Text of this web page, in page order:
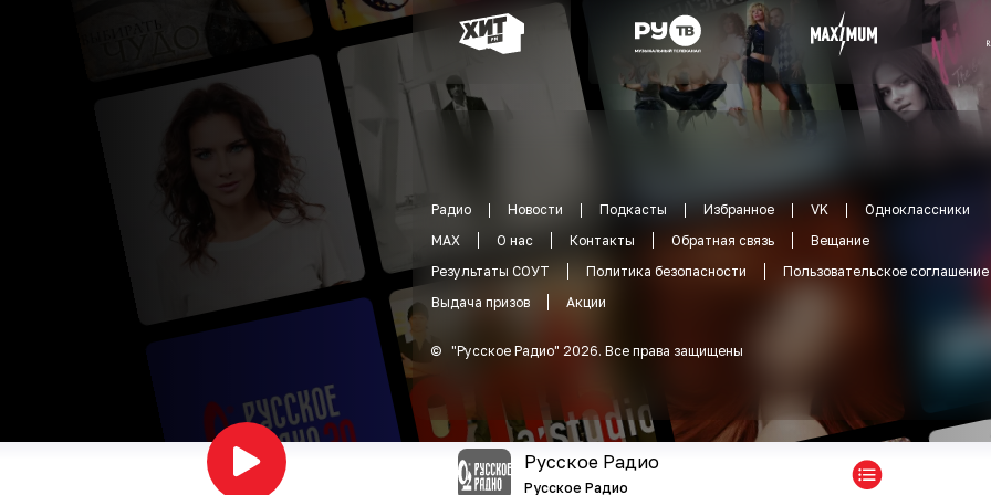
Радио Новости Подкасты Избранное VK
Одноклассники
MAX
О нас Контакты Обратная связь
Вещание
Результаты СОУТ
Политика безопасности
Пользовательское соглашение
Выдача призов
Акции
© "Русское Радио" 2026. Все права защищены
Русское Радио
Русское Радио